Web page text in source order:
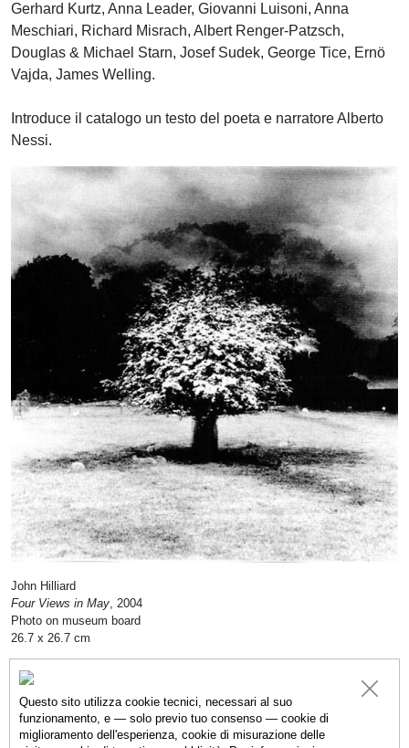
Gerhard Kurtz, Anna Leader, Giovanni Luisoni, Anna
Meschiari, Richard Misrach, Albert Renger-Patzsch,
Douglas & Michael Starn, Josef Sudek, George Tice, Ernö
Vajda, James Welling.
Introduce il catalogo un testo del poeta e narratore Alberto
Nessi.
John Hilliard
Four Views in May , 2004
Photo on museum board
26.7 x 26.7 cm
CATALOGO OPERE ARTISTI IMMAGINI
Questo sito utilizza cookie tecnici, necessari al suo
funzionamento, e — solo previo tuo consenso — cookie di
miglioramento dell'esperienza, cookie di misurazione delle